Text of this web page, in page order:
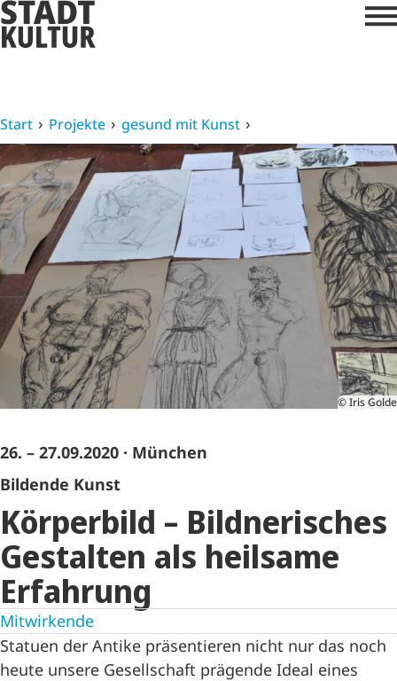
Start Projekte gesund mit Kunst
© Iris Golde
26. – 27.09.2020 · München
Bildende Kunst
Körperbild – Bildnerisches
Gestalten als heilsame
Erfahrung
Mitwirkende
Statuen der Antike präsentieren nicht nur das noch
heute unsere Gesellschaft prägende Ideal eines